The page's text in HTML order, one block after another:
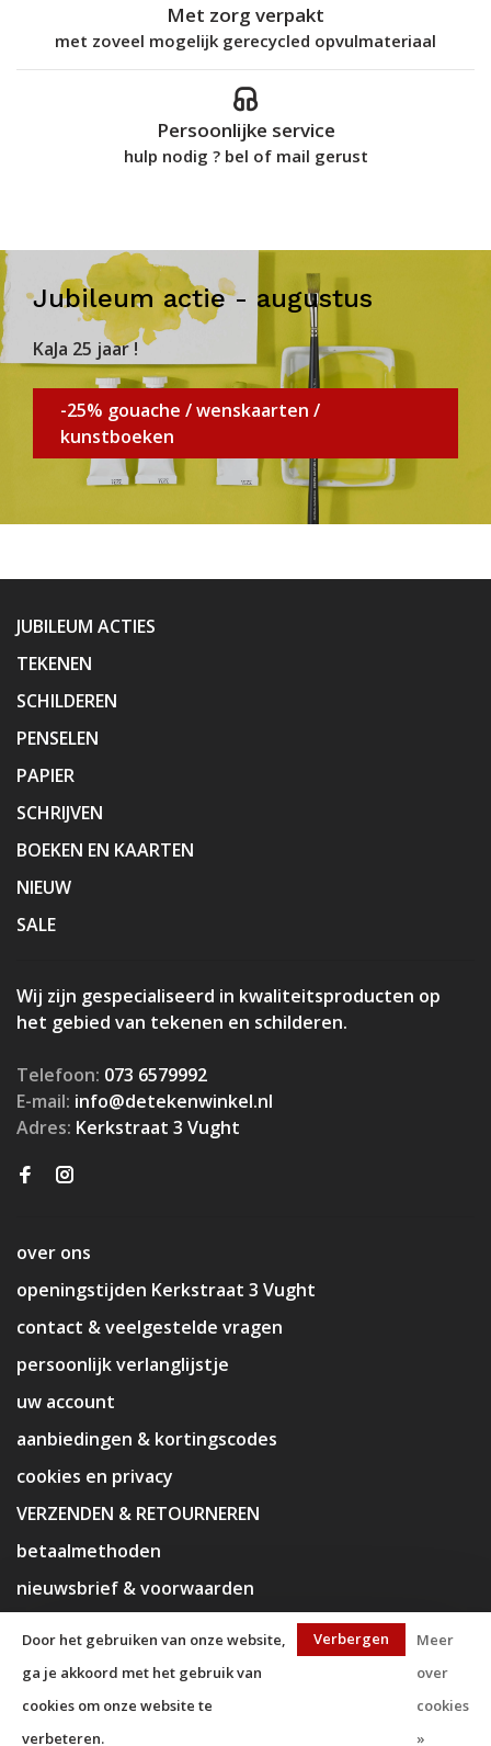
Met zorg verpakt
met zoveel mogelijk gerecycled opvulmateriaal
Persoonlijke service
hulp nodig ? bel of mail gerust
Jubileum actie - augustus
KaJa 25 jaar !
-25% gouache / wenskaarten /
kunstboeken
JUBILEUM ACTIES
TEKENEN
SCHILDEREN
PENSELEN
PAPIER
SCHRIJVEN
BOEKEN EN KAARTEN
NIEUW
SALE
Wij zijn gespecialiseerd in kwaliteitsproducten op
het gebied van tekenen en schilderen.
Telefoon: 073 6579992
E-mail: info@detekenwinkel.nl
Adres: Kerkstraat 3 Vught
over ons
openingstijden Kerkstraat 3 Vught
contact & veelgestelde vragen
persoonlijk verlanglijstje
uw account
aanbiedingen & kortingscodes
cookies en privacy
VERZENDEN & RETOURNEREN
betaalmethoden
nieuwsbrief & voorwaarden
Door het gebruiken van onze website,
ga je akkoord met het gebruik van
cookies om onze website te
verbeteren.
Verbergen
Meer
over
cookies
»